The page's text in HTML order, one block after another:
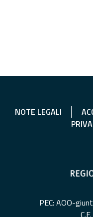
NOTE LEGALI
PEC: AOO-